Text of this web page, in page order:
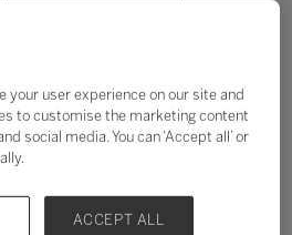
global. Juntamente com o
Papa (ex-MD, Cannes Lions), o
a transformação global da
enquanto molda o ecossistema
Global de Educação são:
your user experience on our site and
to customise the marketing content
social media. You can ‘Accept all’ or
ACCEPT ALL